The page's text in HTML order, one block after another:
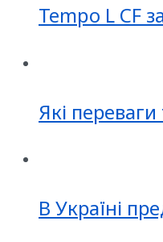
Tempo L CF
Які
В Україні